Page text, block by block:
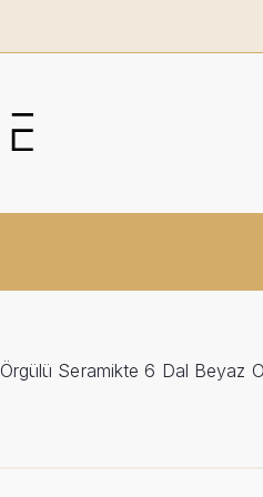
Örgülü Seramikte 6 Dal Beyaz